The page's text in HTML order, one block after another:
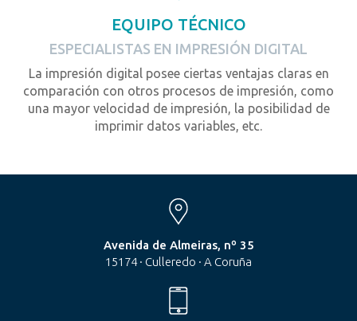
EQUIPO TÉCNICO
ESPECIALISTAS EN IMPRESIÓN DIGITAL
La impresión digital posee ciertas ventajas claras en
comparación con otros procesos de impresión, como
una mayor velocidad de impresión, la posibilidad de
imprimir datos variables, etc.
Avenida de Almeiras, nº 35
15174 · Culleredo · A Coruña